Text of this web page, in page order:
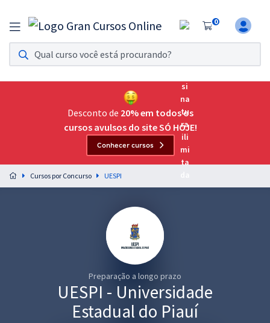
0
Assinatura Ilimitada 11
Acesso a todos os cursos. Teste grátis por 7 dias!
Assinatura OAB Até Passar
Acesso ilimitado a toda preparação para o Exame da
Preparação completa e intensiva para as principais
residências em saúde do Brasil
Desconto de 20% em todos os
cursos avulsos do site SÓ HOJE!
Conhecer cursos
Cursos por Concurso UESPI
Preparação a longo prazo
UESPI - Universidade
Estadual do Piauí